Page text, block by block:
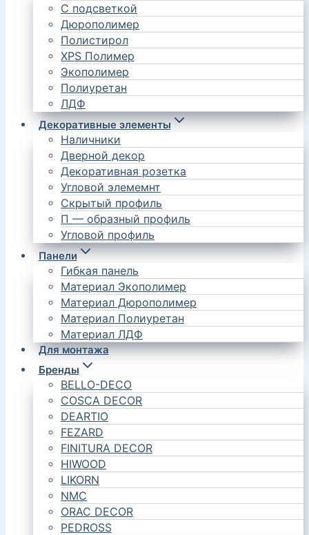
С подсветкой
Дюрополимер
Полистирол
XPS Полимер
Экополимер
Полиуретан
ЛДФ
Декоративные элементы
Наличники
Дверной декор
Декоративная розетка
Угловой элемемнт
Скрытый профиль
П — образный профиль
Угловой профиль
Панели
Гибкая панель
Материал Экополимер
Материал Дюрополимер
Материал Полиуретан
Материал ЛДФ
Для монтажа
Бренды
BELLO-DECO
COSCA DECOR
DEARTIO
FEZARD
FINITURA DECOR
HIWOOD
LIKORN
NMC
ORAC DECOR
PEDROSS